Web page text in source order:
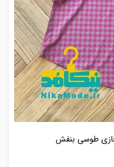
طوسی بنفش